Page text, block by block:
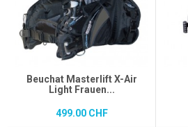
Beuchat Masterlift X-Air
Light Frauen...
499.00 CHF